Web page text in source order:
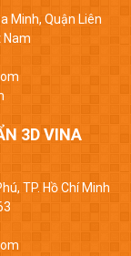
Minh, Quận Liên
Nam
3D VINA
TP. Hồ Chí Minh